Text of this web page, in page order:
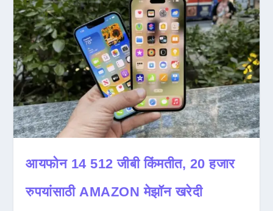
आयफोन 14 512 जीबी किंमतीत, 20 हजार
रुपयांसाठी AMAZON मेझॉन खरेदी